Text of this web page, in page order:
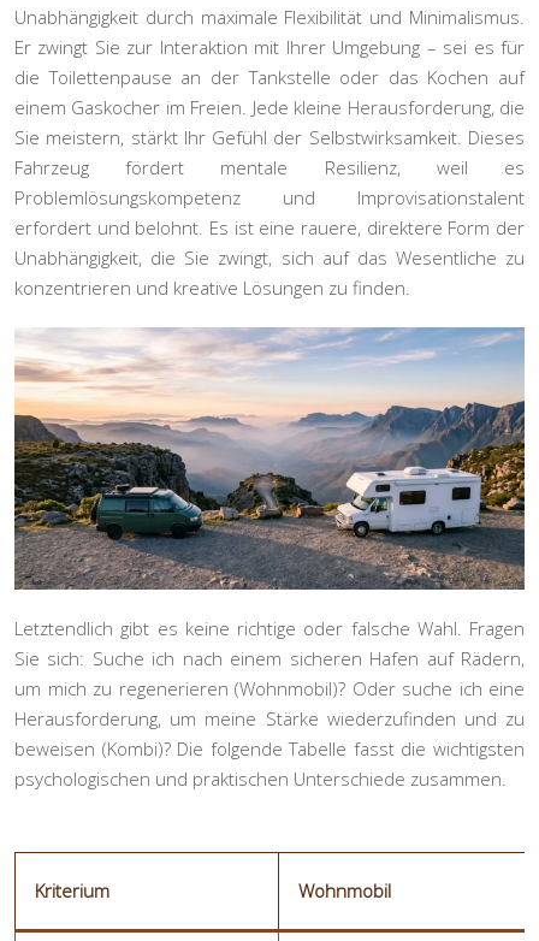
Unabhängigkeit durch maximale Flexibilität und Minimalismus.
Er zwingt Sie zur Interaktion mit Ihrer Umgebung – sei es für
die Toilettenpause an der Tankstelle oder das Kochen auf
einem Gaskocher im Freien. Jede kleine Herausforderung, die
Sie meistern, stärkt Ihr Gefühl der Selbstwirksamkeit. Dieses
Fahrzeug fördert mentale Resilienz, weil es
Problemlösungskompetenz und Improvisationstalent
erfordert und belohnt. Es ist eine rauere, direktere Form der
Unabhängigkeit, die Sie zwingt, sich auf das Wesentliche zu
konzentrieren und kreative Lösungen zu finden.
Letztendlich gibt es keine richtige oder falsche Wahl. Fragen
Sie sich: Suche ich nach einem sicheren Hafen auf Rädern,
um mich zu regenerieren (Wohnmobil)? Oder suche ich eine
Herausforderung, um meine Stärke wiederzufinden und zu
beweisen (Kombi)? Die folgende Tabelle fasst die wichtigsten
psychologischen und praktischen Unterschiede zusammen.
Kriterium Wohnmobil